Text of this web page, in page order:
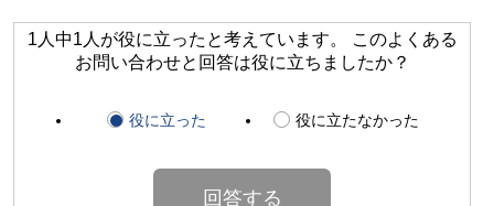
1人中1人が役に立ったと考えています。 このよくある
お問い合わせと回答は役に立ちましたか？
役に立った 役に立たなかった